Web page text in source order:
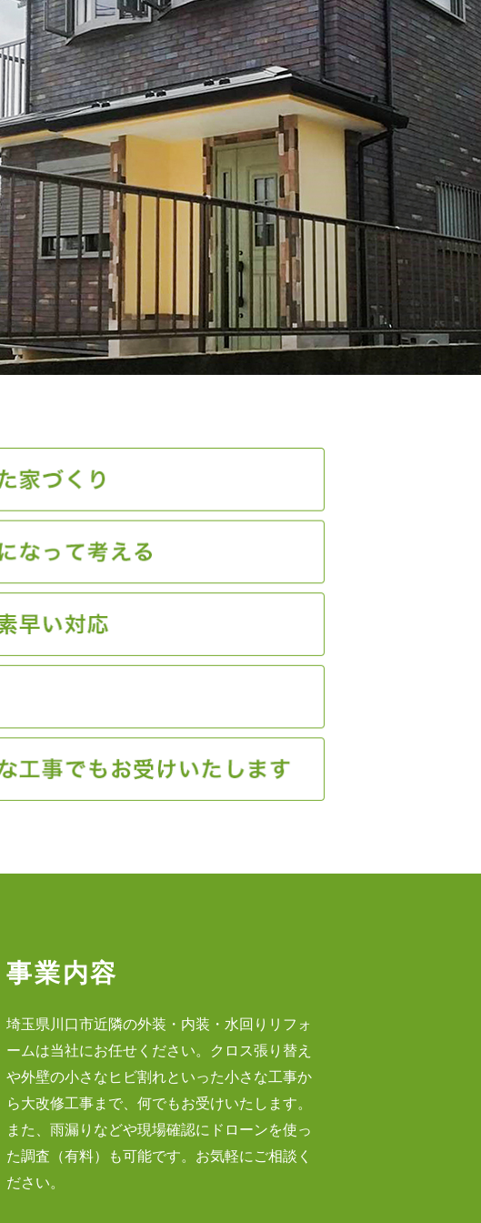
事業内容
埼玉県川口市近隣の外装・内装・水回りリフォ
ームは当社にお任せください。クロス張り替え
や外壁の小さなヒビ割れといった小さな工事か
ら大改修工事まで、何でもお受けいたします。
また、雨漏りなどや現場確認にドローンを使っ
た調査（有料）も可能です。お気軽にご相談く
ださい。